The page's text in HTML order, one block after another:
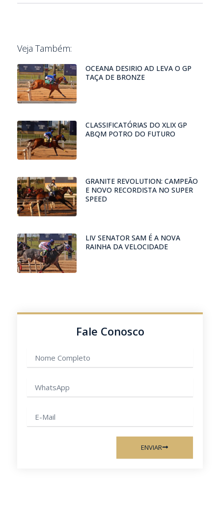
Veja Também:
OCEANA DESIRIO AD LEVA O GP
TAÇA DE BRONZE
CLASSIFICATÓRIAS DO XLIX GP
ABQM POTRO DO FUTURO
GRANITE REVOLUTION: CAMPEÃO
E NOVO RECORDISTA NO SUPER
SPEED
LIV SENATOR SAM É A NOVA
RAINHA DA VELOCIDADE
Fale Conosco
completo
mail
ENVIAR